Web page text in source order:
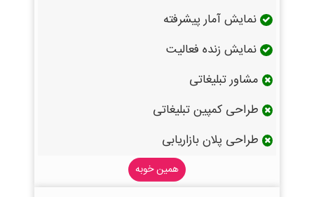
نمایش آمار پیشرفته
نمایش زنده فعالیت
مشاور تبلیغاتی
طراحی کمپین تبلیغاتی
طراحی پلان بازاریابی
همین خوبه